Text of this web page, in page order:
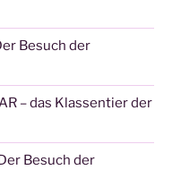
Besuch der
– das Klassentier der
Besuch der